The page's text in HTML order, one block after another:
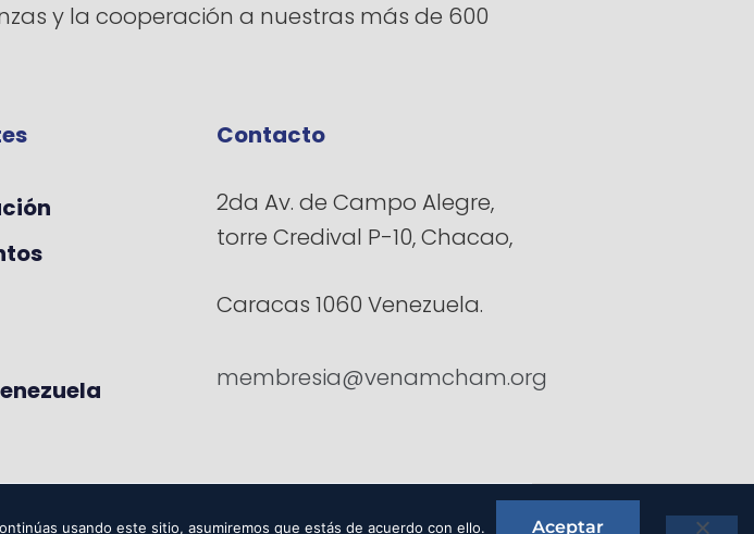
y la cooperación a nuestras más de 600
Contacto
2da Av. de Campo Alegre,
torre Credival P-10, Chacao,
Caracas 1060 Venezuela.
membresia@venamcham.org
usando este sitio, asumiremos que estás de acuerdo con ello. Aceptar